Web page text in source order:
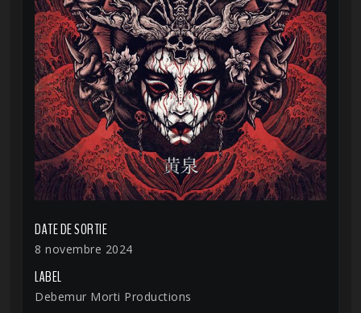
DATE DE SORTIE
8 novembre 2024
LABEL
Debemur Morti Productions